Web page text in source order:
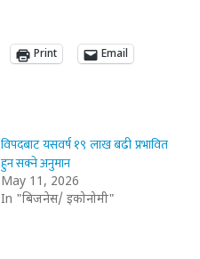
Print Email
विपदबाट यसवर्ष १९ लाख बढी प्रभावित
हुन सक्ने अनुमान
May 11, 2026
In "बिजनेस/ इकोनोमी"